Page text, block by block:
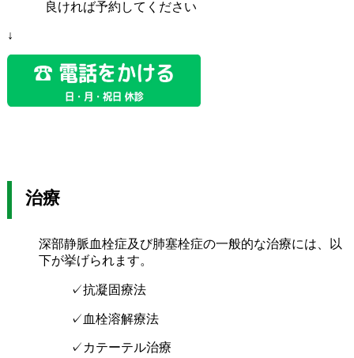
良ければ予約してください
↓
治療
深部静脈血栓症及び肺塞栓症の一般的な治療には、以
下が挙げられます。
✓抗凝固療法
✓血栓溶解療法
✓カテーテル治療